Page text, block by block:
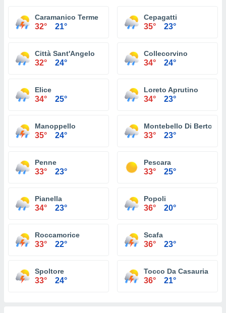
Caramanico Terme
32° 21°
Cepagatti
35° 23°
Città Sant'Angelo
32° 24°
Collecorvino
34° 24°
Elice
34° 25°
Loreto Aprutino
34° 23°
Manoppello
35° 24°
Montebello Di Bertona
33° 23°
Penne
33° 23°
Pescara
33° 25°
Pianella
34° 23°
Popoli
36° 20°
Roccamorice
33° 22°
Scafa
36° 23°
Spoltore
33° 24°
Tocco Da Casauria
36° 21°